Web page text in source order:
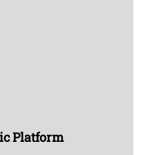
Platform